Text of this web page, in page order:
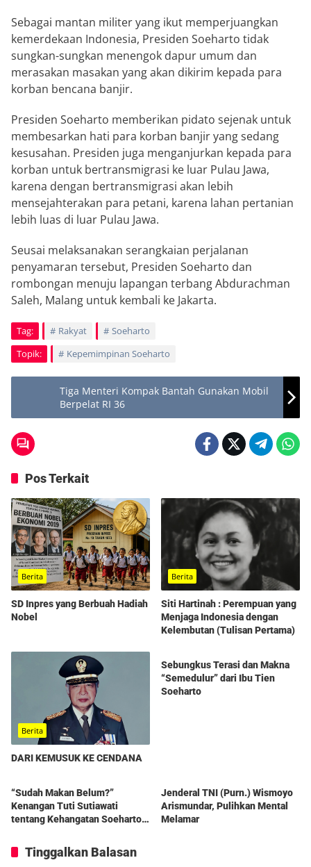
Sebagai mantan militer yang ikut memperjuangkan
kemerdekaan Indonesia, Presiden Soeharto tidak
sungkan-sungkan menengok dapur umum dan
merasakan masakan yang akan dikirim kepada para
korban bencana banjir.
Presiden Soeharto memberikan pidato sejenak untuk
membesarkan hati para korban banjir yang sedang
kesusahan. Presiden juga menganjurkan kepada para
korban untuk bertransmigrasi ke luar Pulau Jawa,
karena dengan bertransmigrasi akan lebih
mensejahterakan para petani, karena lahan pertanian
lebih luas di luar Pulau Jawa.
Seusai melaksanakan serangkaian perjalanan
penyamaran tersebut, Presiden Soeharto dan
rombongan menuju lapangan terbang Abdurachman
Saleh, Malang untuk kembali ke Jakarta.
Tag: Rakyat
Soeharto
Topik:
Kepemimpinan Soeharto
Tiga Menteri Kompak Bantah Gunakan Mobil
Berpelat RI 36
Pos Terkait
Berita
SD Inpres yang Berbuah Hadiah
Nobel
Berita
Siti Hartinah : Perempuan yang
Menjaga Indonesia dengan
Kelembutan (Tulisan Pertama)
Berita
DARI KEMUSUK KE CENDANA
Sebungkus Terasi dan Makna
“Semedulur” dari Ibu Tien
Soeharto
“Sudah Makan Belum?”
Kenangan Tuti Sutiawati
tentang Kehangatan Soeharto
Jenderal TNI (Purn.) Wismoyo
Arismundar, Pulihkan Mental
Melamar
Tinggalkan Balasan